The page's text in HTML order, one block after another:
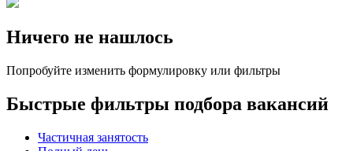
Ничего не нашлось
Попробуйте изменить формулировку или фильтры
Быстрые фильтры подбора вакансий
Частичная занятость